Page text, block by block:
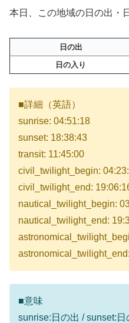
本日、この地域の日の出・
日の出
日の入り
■詳細（英語）
sunrise: 04:51:18
sunset: 18:38:43
transit: 11:45:00
civil_twilight_begin:
civil_twilight_end:
nautical_twilight_begin:
nautical_twilight_end:
■意味
sunrise:日の出 / sunset:日